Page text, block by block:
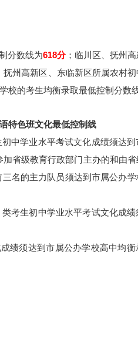
分数线为618分；临川区、抚州
抚州高新区、东临新区所属农村
校的考生均衡录取最低控制分数
特色班文化最低控制线
中学业水平考试文化成绩须达
省级教育行政部门主办的和由
名的主力队员须达到市属公办学
考生初中学业水平考试文化成
绩须达到市属公办学校高中均